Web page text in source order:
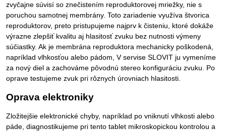
zvyčajne súvisí so znečistením reproduktorovej mriežky, nie s
poruchou samotnej membrány. Toto zariadenie využíva štvorica
reproduktorov, preto pristupujeme najprv k čisteniu, ktoré dokáže
výrazne zlepšiť kvalitu aj hlasitosť zvuku bez nutnosti výmeny
súčiastky. Ak je membrána reproduktora mechanicky poškodená,
napríklad vlhkosťou alebo pádom, V servise SLOVIT ju vymeníme
za nový diel a zachováme pôvodnú stereo konfiguráciu zvuku. Po
oprave testujeme zvuk pri rôznych úrovniach hlasitosti.
Oprava elektroniky
Zložitejšie elektronické chyby, napríklad po vniknutí vlhkosti alebo
páde, diagnostikujeme pri tento tablet mikroskopickou kontrolou a